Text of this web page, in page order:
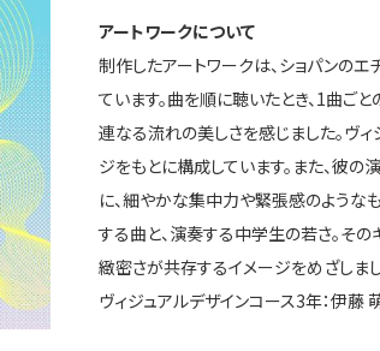
アートワークについて
制作したアートワークは、ショパンの
ています。曲を順に聴いたとき、1曲ご
連なる流れの美しさを感じました。ヴ
ジをもとに構成しています。また、彼
に、細やかな集中力や緊張感のような
する曲と、演奏する中学生の若さ。その
緻密さが共存するイメージをめざしまし
ヴィジュアルデザインコース3年：伊藤